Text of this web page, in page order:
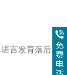
言发育落后。